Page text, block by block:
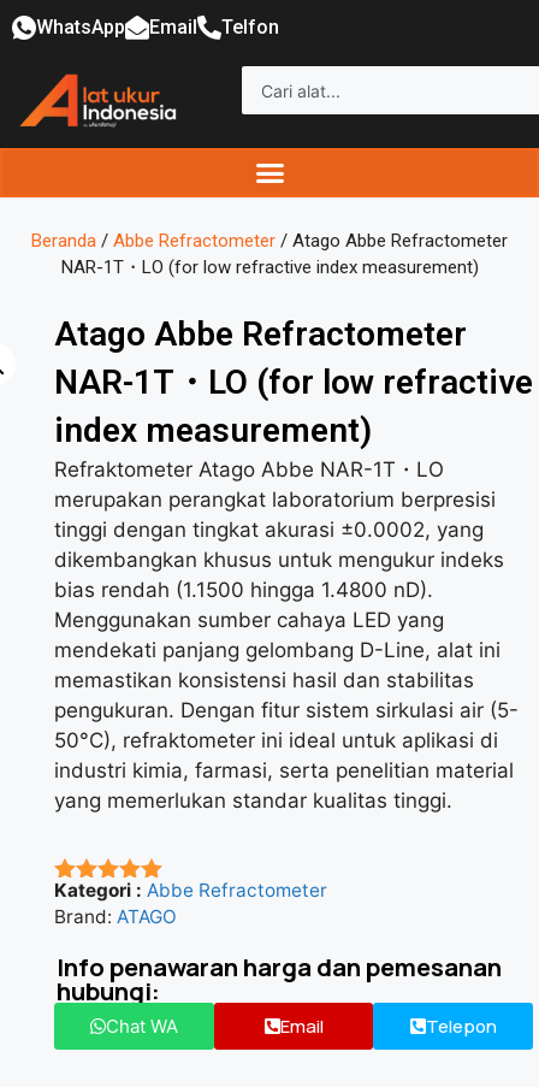
WhatsApp Email Telfon
Beranda / Abbe Refractometer / Atago Abbe Refractometer
NAR-1T・LO (for low refractive index measurement)
Atago Abbe Refractometer
NAR-1T・LO (for low refractive
index measurement)
Refraktometer Atago Abbe NAR-1T・LO
merupakan perangkat laboratorium berpresisi
tinggi dengan tingkat akurasi ±0.0002, yang
dikembangkan khusus untuk mengukur indeks
bias rendah (1.1500 hingga 1.4800 nD).
Menggunakan sumber cahaya LED yang
mendekati panjang gelombang D-Line, alat ini
memastikan konsistensi hasil dan stabilitas
pengukuran. Dengan fitur sistem sirkulasi air (5-
50°C), refraktometer ini ideal untuk aplikasi di
industri kimia, farmasi, serta penelitian material
yang memerlukan standar kualitas tinggi.
★★★★★
Kategori : Abbe Refractometer
Brand: ATAGO
Info penawaran harga dan pemesanan
hubungi:
Chat WA Email Telepon